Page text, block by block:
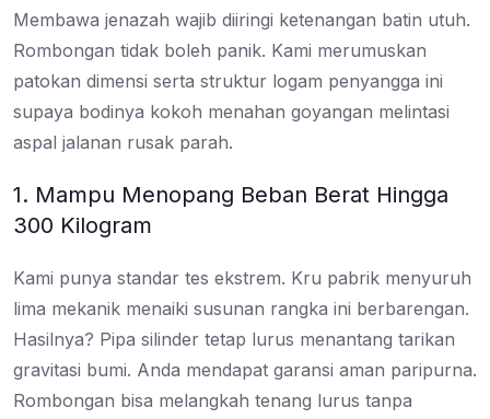
Membawa jenazah wajib diiringi ketenangan batin utuh.
Rombongan tidak boleh panik. Kami merumuskan
patokan dimensi serta struktur logam penyangga ini
supaya bodinya kokoh menahan goyangan melintasi
aspal jalanan rusak parah.
1. Mampu Menopang Beban Berat Hingga
300 Kilogram
Kami punya standar tes ekstrem. Kru pabrik menyuruh
lima mekanik menaiki susunan rangka ini berbarengan.
Hasilnya? Pipa silinder tetap lurus menantang tarikan
gravitasi bumi. Anda mendapat garansi aman paripurna.
Rombongan bisa melangkah tenang lurus tanpa